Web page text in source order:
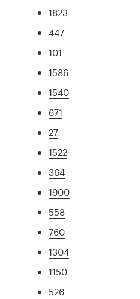
1823
447
101
1586
1540
671
27
1522
364
1900
558
760
1304
1150
526